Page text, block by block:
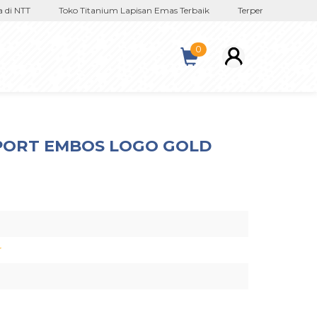
Toko Titanium Lapisan Emas Terbaik Terpercaya Sejak 2017
0
EMBOS LOGO GOLD